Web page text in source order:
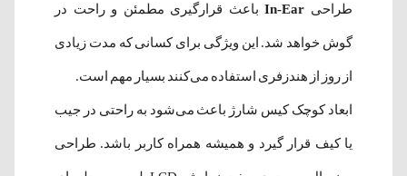
طراحی In-Earباعث قرارگیری مطمئن و راحت در
گوش خواهد شد. این ویژگی برای کسانی که مدت زیادی
از روز از هندزفری استفاده می‌کنند بسیار مهم است.
ابعاد کوچک کیس شارژ باعث می‌شود به راحتی در جیب
یا کیف قرار گیرد و همیشه همراه کاربر باشد. طراحی